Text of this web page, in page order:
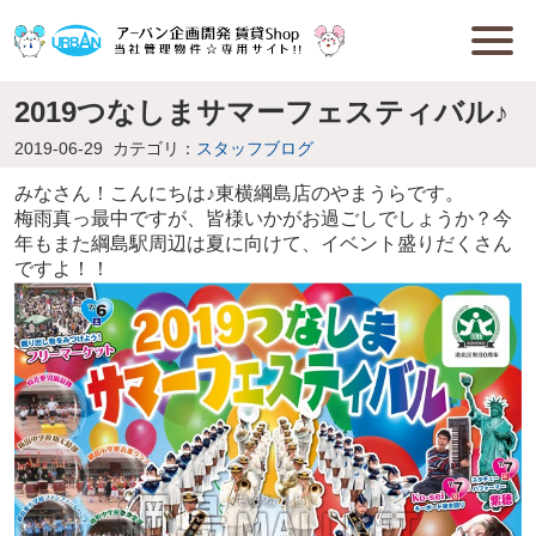
2019つなしまサマーフェスティバル♪
2019-06-29 カテゴリ： スタッフブログ
みなさん！こんにちは♪東横綱島店のやまうらです。
梅雨真っ最中ですが、皆様いかがお過ごしでしょうか？今
年もまた綱島駅周辺は夏に向けて、イベント盛りだくさん
ですよ！！